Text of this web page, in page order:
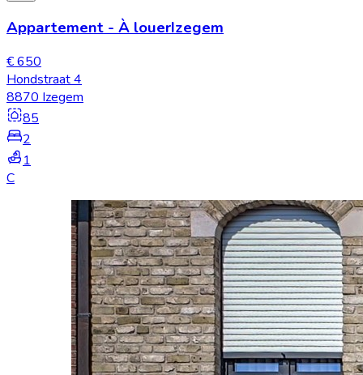
Appartement - À louerIzegem
€ 650
Hondstraat 4
8870 Izegem
85
2
1
C